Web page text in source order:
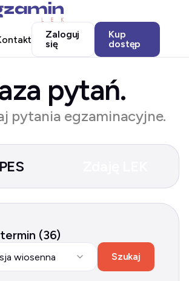
Zaloguj
się
Kup
dostęp
pytań.
pytania egzaminacyjne.
(36)
wiosenna Szukaj